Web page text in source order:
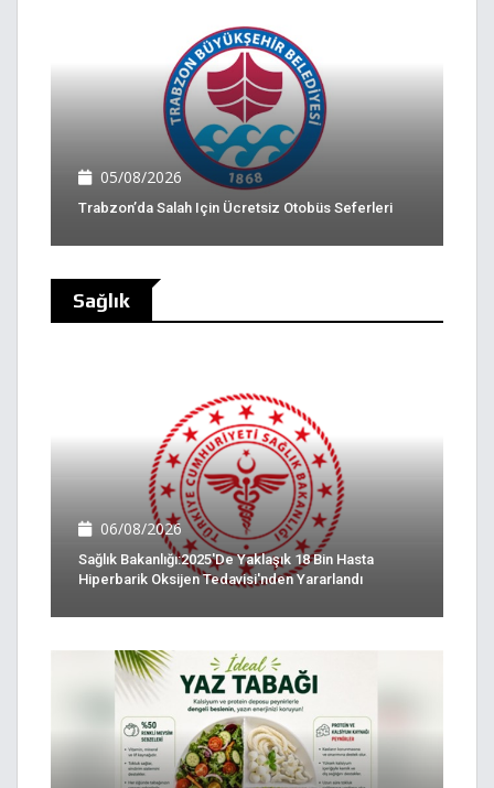
05/08/2026
Trabzon’da Salah Için Ücretsiz Otobüs Seferleri
Sağlık
06/08/2026
Sağlık Bakanlığı:2025'de Yaklaşık 18 Bin Hasta
Hiperbarik Oksijen Tedavisi'nden Yararlandı